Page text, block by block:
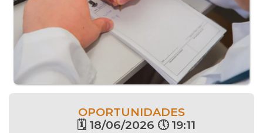
OPORTUNIDADES
🗓 18/06/2026 🕔 19:11